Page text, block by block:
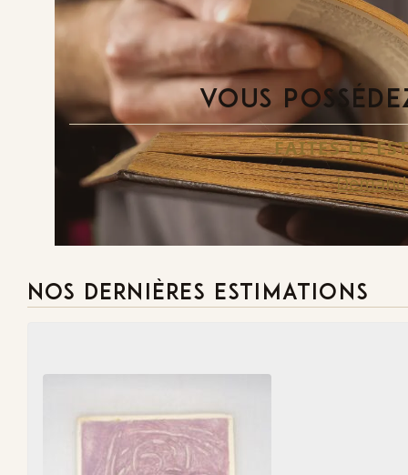
VOUS
FAITES-LE
NOS DERNIÈRES ESTIMATIONS